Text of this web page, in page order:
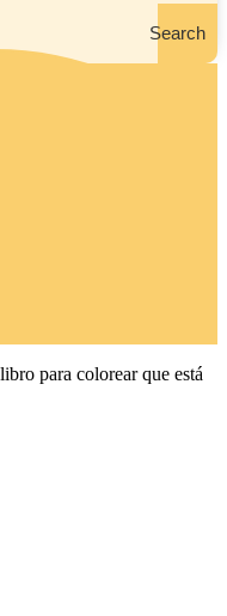
Search
para colorear que está